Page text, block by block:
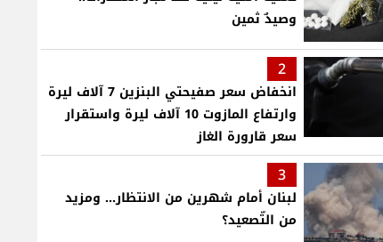
وصيدٌ ثمين
2
انخفاض سعر صفيحتي البنزين 7 آلاف ليرة
وارتفاع المازوت 10 آلاف ليرة واستقرار
سعر قارورة الغاز
3
لبنان أمام شهرين من الانتظار... ومزيد
من التّصعيد؟